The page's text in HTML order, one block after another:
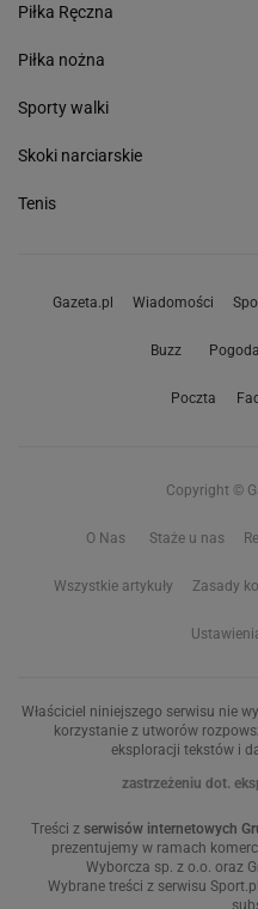
Piłka Ręczna
Piłka nożna
Sporty walki
Skoki narciarskie
Tenis
Gazeta.pl Wiadomości
Buzz Pogoda
Poczta
Copyright ©
O Nas Staże u nas
Wszystkie artykuły Zasady
Właściciel niniejszego serwisu nie
korzystanie z utworów
eksploracji tekstów i
zastrzeżeniu dot.
Treści z serwisów internetowych
prezentujemy w ramach
Wyborcza sp. z o.o. oraz
Wybrane treści z serwisu